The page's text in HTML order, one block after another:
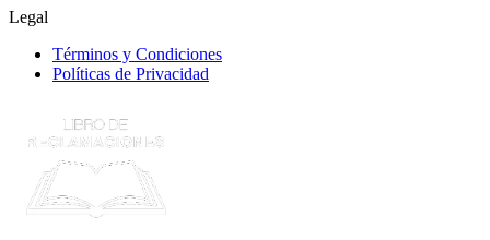
Legal
Términos y Condiciones
Políticas de Privacidad